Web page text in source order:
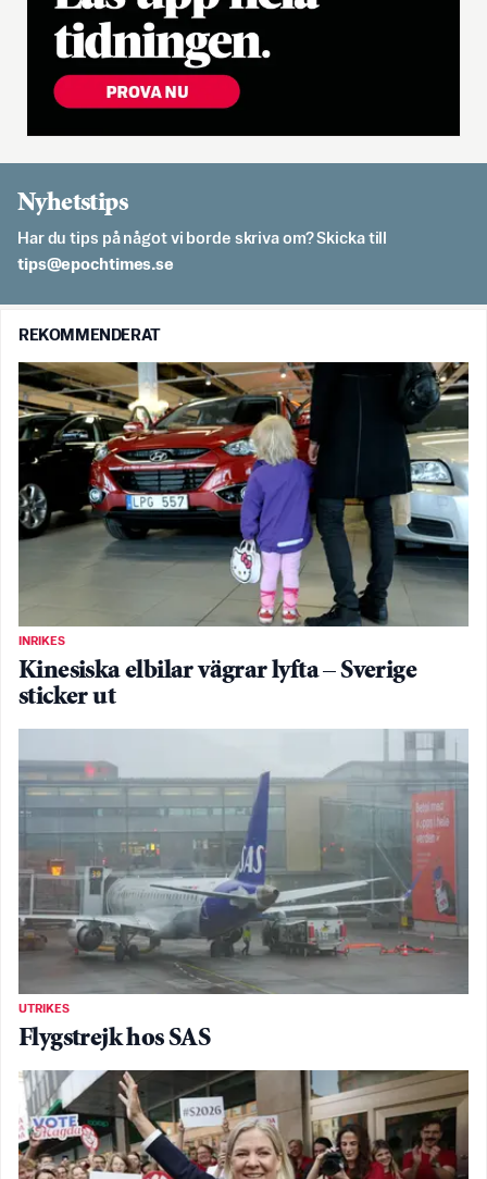
Nyhetstips
Har du tips på något vi borde skriva om? Skicka till
es.semithcope@spit
REKOMMENDERAT
INRIKES
Kinesiska elbilar vägrar lyfta – Sverige
sticker ut
UTRIKES
Flygstrejk hos SAS